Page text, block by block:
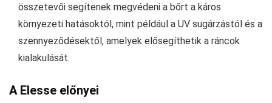
összetevői segítenek megvédeni a bőrt a káros
környezeti hatásoktól, mint például a UV sugárzástól és a
szennyeződésektől, amelyek elősegíthetik a ráncok
kialakulását.
A Elesse előnyei